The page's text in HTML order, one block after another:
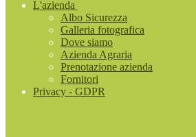
L'azienda
Albo Sicurezza
Galleria fotografica
Dove siamo
Azienda Agraria
Prenotazione azienda
Fornitori
Privacy - GDPR